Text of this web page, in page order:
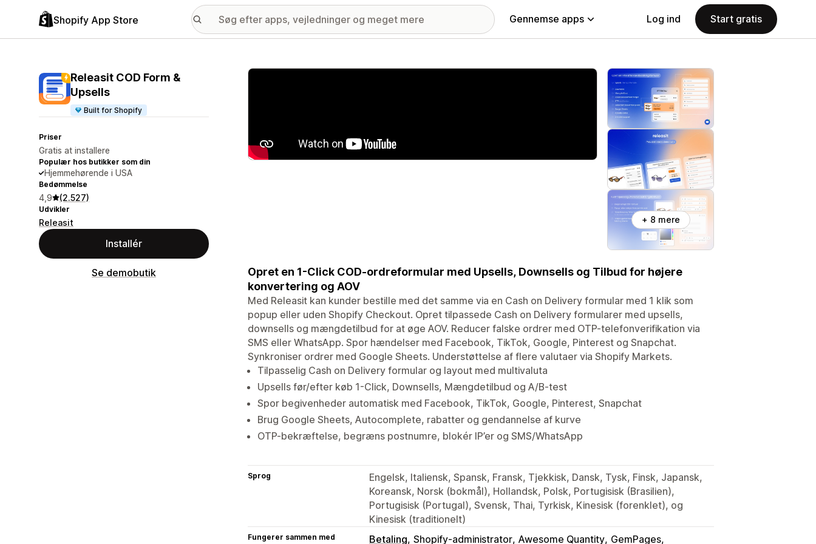
Shopify App Store Gennemse apps Log ind Start gratis
Releasit COD Form &
Upsells
Built for Shopify
Priser
Gratis at installere
Populær hos butikker som din
Hjemmehørende i USA
Bedømmelse
4,9 (2.527)
Udvikler
Releasit
Installér
Se demobutik
Galleri med udvalgte billeder
+ 8 mere
Opret en 1-Click COD-ordreformular med Upsells, Downsells og Tilbud for højere
konvertering og AOV
Med Releasit kan kunder bestille med det samme via en Cash on Delivery formular med 1 klik som
popup eller uden Shopify Checkout. Opret tilpassede Cash on Delivery formularer med upsells,
downsells og mængdetilbud for at øge AOV. Reducer falske ordrer med OTP-telefonverifikation via
SMS eller WhatsApp. Spor hændelser med Facebook, TikTok, Google, Pinterest og Snapchat.
Synkroniser ordrer med Google Sheets. Understøttelse af flere valutaer via Shopify Markets.
Tilpasselig Cash on Delivery formular og layout med multivaluta
Upsells før/efter køb 1-Click, Downsells, Mængdetilbud og A/B-test
Spor begivenheder automatisk med Facebook, TikTok, Google, Pinterest, Snapchat
Brug Google Sheets, Autocomplete, rabatter og gendannelse af kurve
OTP-bekræftelse, begræns postnumre, blokér IP’er og SMS/WhatsApp
Sprog
Engelsk, Italiensk, Spansk, Fransk, Tjekkisk, Dansk, Tysk, Finsk, Japansk,
Koreansk, Norsk (bokmål), Hollandsk, Polsk, Portugisisk (Brasilien),
Portugisisk (Portugal), Svensk, Thai, Tyrkisk, Kinesisk (forenklet), og
Kinesisk (traditionelt)
Fungerer sammen med Betaling Shopify-administrator Awesome Quantity GemPages